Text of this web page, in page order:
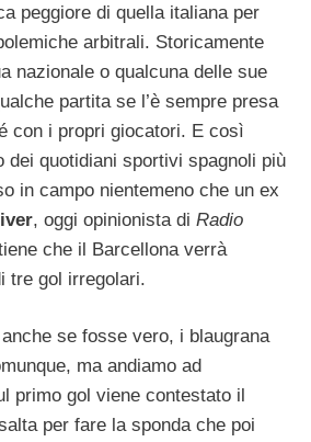
peggiore di quella italiana per
arbitrali. Storicamente
nazionale o qualcuna delle sue
partita se l’è sempre presa
con i propri giocatori. E così
dei quotidiani sportivi spagnoli più
in campo nientemeno che un ex
, oggi opinionista di Radio
che il Barcellona verrà
tre gol irregolari.
se fosse vero, i blaugrana
ma andiamo ad
primo gol viene contestato il
per fare la sponda che poi